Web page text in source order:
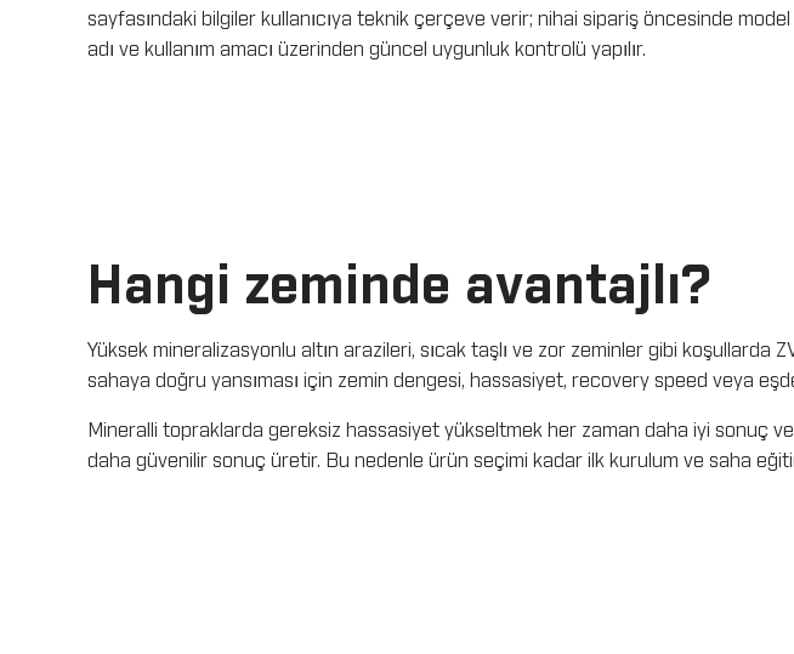
sayfasındaki bilgiler kullanıcıya teknik çerçeve verir; nihai sipariş öncesinde model
adı ve kullanım amacı üzerinden güncel uygunluk kontrolü yapılır.
Hangi zeminde avantajlı?
Yüksek mineralizasyonlu altın arazileri, sıcak taşlı ve zor zeminler gibi koşullarda
sahaya doğru yansıması için zemin dengesi, hassasiyet, recovery speed veya
Mineralli topraklarda gereksiz hassasiyet yükseltmek her zaman daha iyi sonuç
daha güvenilir sonuç üretir. Bu nedenle ürün seçimi kadar ilk kurulum ve saha